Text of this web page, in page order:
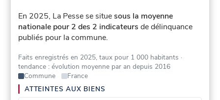
En 2025, La Pesse se situesous la moyenne
nationale pour 2 des 2 indicateurs de délinquance
publiés pour la commune.
Faits enregistrés en 2025, taux pour 1 000 habitants ·
tendance : évolution moyenne par an depuis 2016
Commune
France
ATTEINTES AUX BIENS